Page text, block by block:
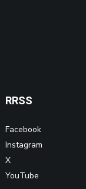
RRSS
Facebook
Instagram
X
YouTube